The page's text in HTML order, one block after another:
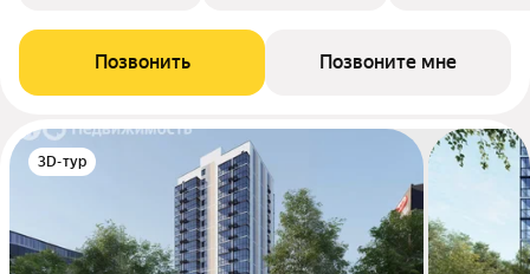
Позвонить Позвоните мне
3D-тур